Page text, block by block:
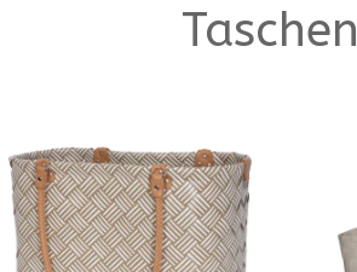
Taschen